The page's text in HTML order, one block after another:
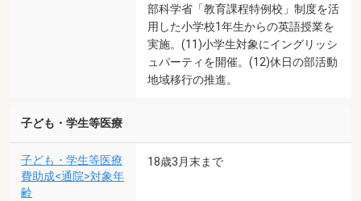
部科学省「教育課程特例校」制度を活
用した小学校1年生からの英語授業を
実施。(11)小学生対象にイングリッシ
ュパーティを開催。(12)休日の部活動
地域移行の推進。
子ども・学生等医療
子ども・学生等医療
費助成<通院>対象年
齢
18歳3月末まで